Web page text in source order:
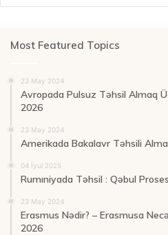
Most Featured Topics
23 May 2024
Avropada Pulsuz Təhsil Almaq
2026
23 May 2024
Amerikada Bakalavr Təhsili
04 İyul 2025
Rumıniyada Təhsil : Qəbul
23 May 2024
Erasmus Nədir? – Erasmusa
2026